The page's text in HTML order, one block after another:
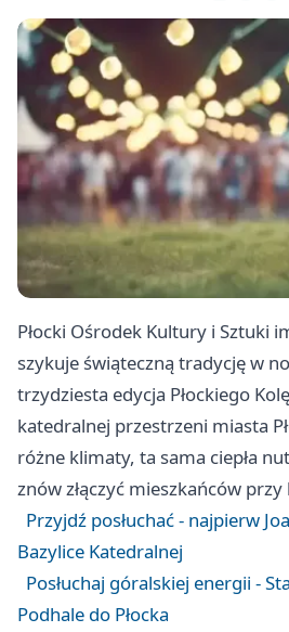
Płocki Ośrodek Kultury i Sztuki
szykuje świąteczną tradycję w
trzydziesta edycja Płockiego
katedralnej przestrzeni miasta
różne klimaty, ta sama ciepła
znów złączyć mieszkańców
Przyjdź posłuchać - najpierw
Bazylice Katedralnej
Posłuchaj góralskiej energii -
Podhale do Płocka